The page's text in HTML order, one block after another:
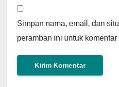
Simpan nama, email, dan
peramban ini untuk